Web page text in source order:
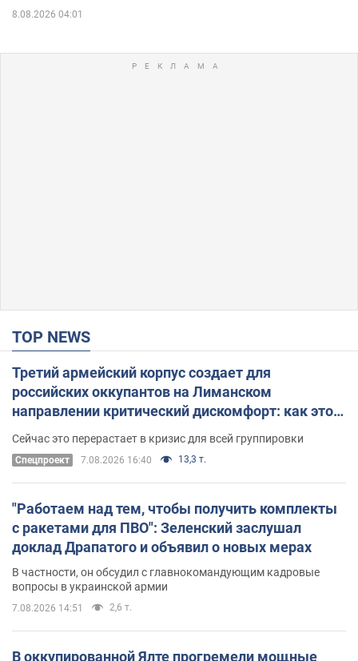
8.08.2026 04:01
TOP NEWS
Третий армейский корпус создает для
российских оккупантов на Лиманском
направлении критический дискомфорт: как это
удалось
Сейчас это перерастает в кризис для всей группировки
Спецпроект 7.08.2026 16:40 13,3 т.
"Работаем над тем, чтобы получить комплекты
с ракетами для ПВО": Зеленский заслушал
доклад Драпатого и объявил о новых мерах
В частности, он обсудил с главнокомандующим кадровые
вопросы в украинской армии
7.08.2026 14:51 2,6 т.
В оккупированной Ялте прогремели мощные